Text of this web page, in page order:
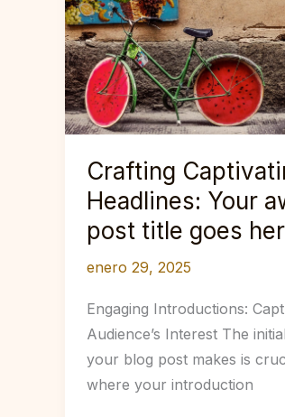
Crafting
Headlines: Your
post title goes
enero 29, 2025
Engaging Introductions:
Audience’s Interest The
your blog post makes is
where your introduction